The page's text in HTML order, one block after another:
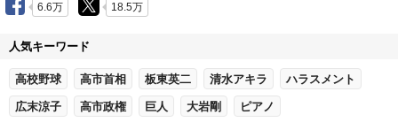
6.6万 18.5万
人気キーワード
高校野球 高市首相 板東英二 清水アキラ ハラスメント
広末涼子 高市政権 巨人 大岩剛 ピアノ